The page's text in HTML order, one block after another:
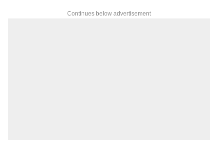
Continues below advertisement